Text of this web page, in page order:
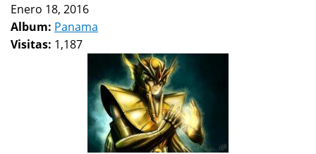
Enero 18, 2016
Album: Panama
Visitas: 1,187